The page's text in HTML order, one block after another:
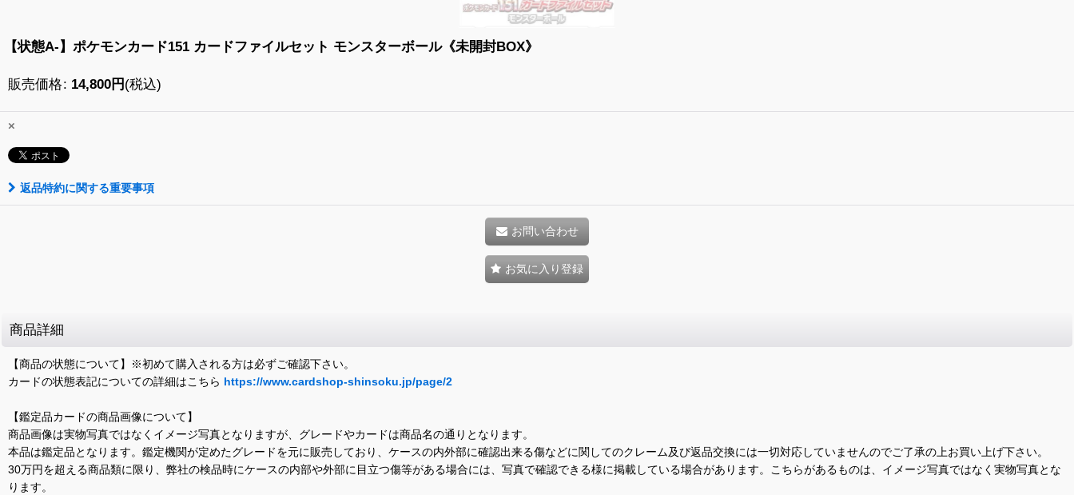
【状態A-】ポケモンカード151 カードファイルセット モンスターボール《未開封BOX》
販売価格: 14,800円 (税込)
×
返品特約に関する重要事項
お問い合わせ
お気に入り登録
商品詳細
【商品の状態について】※初めて購入される方は必ずご確認下さい。
カードの状態表記についての詳細はこちら https://www.cardshop-shinsoku.jp/page/2
【鑑定品カードの商品画像について】
商品画像は実物写真ではなくイメージ写真となりますが、グレードやカードは商品名の通りとなります。
本品は鑑定品となります。鑑定機関が定めたグレードを元に販売しており、ケースの内外部に確認出来る傷などに関してのクレーム及び返品交換には一切対応していませんのでご了承の上お買い上げ下さい。
30万円を超える商品類に限り、弊社の検品時にケースの内部や外部に目立つ傷等がある場合には、写真で確認できる様に掲載している場合があります。こちらがあるものは、イメージ写真ではなく実物写真とな
ります。